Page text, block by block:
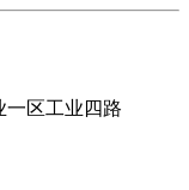
一区工业四路